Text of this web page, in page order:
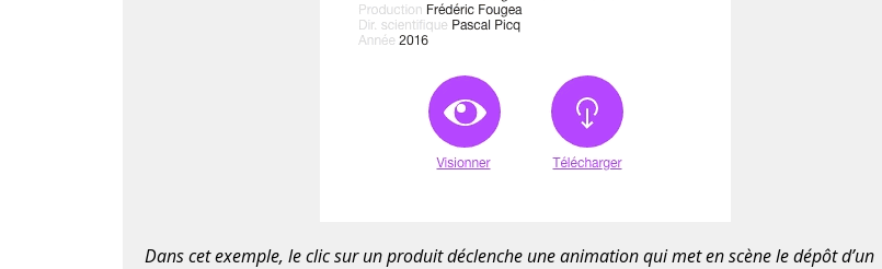
Dans cet exemple, le clic sur un produit déclenche une animation qui met en scène le dépôt d’un